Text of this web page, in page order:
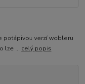
potápivou verzí wobleru
lze ... celý popis